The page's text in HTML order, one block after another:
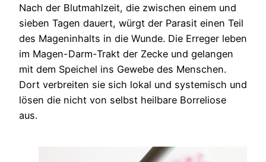
Nach der Blutmahlzeit, die zwischen einem und
sieben Tagen dauert, würgt der Parasit einen Teil
des Mageninhalts in die Wunde. Die Erreger leben
im Magen-Darm-Trakt der Zecke und gelangen
mit dem Speichel ins Gewebe des Menschen.
Dort verbreiten sie sich lokal und systemisch und
lösen die nicht von selbst heilbare Borreliose
aus.